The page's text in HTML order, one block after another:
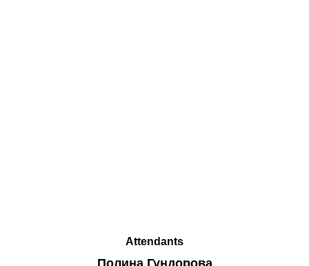
Attendants
Полина Гундорова